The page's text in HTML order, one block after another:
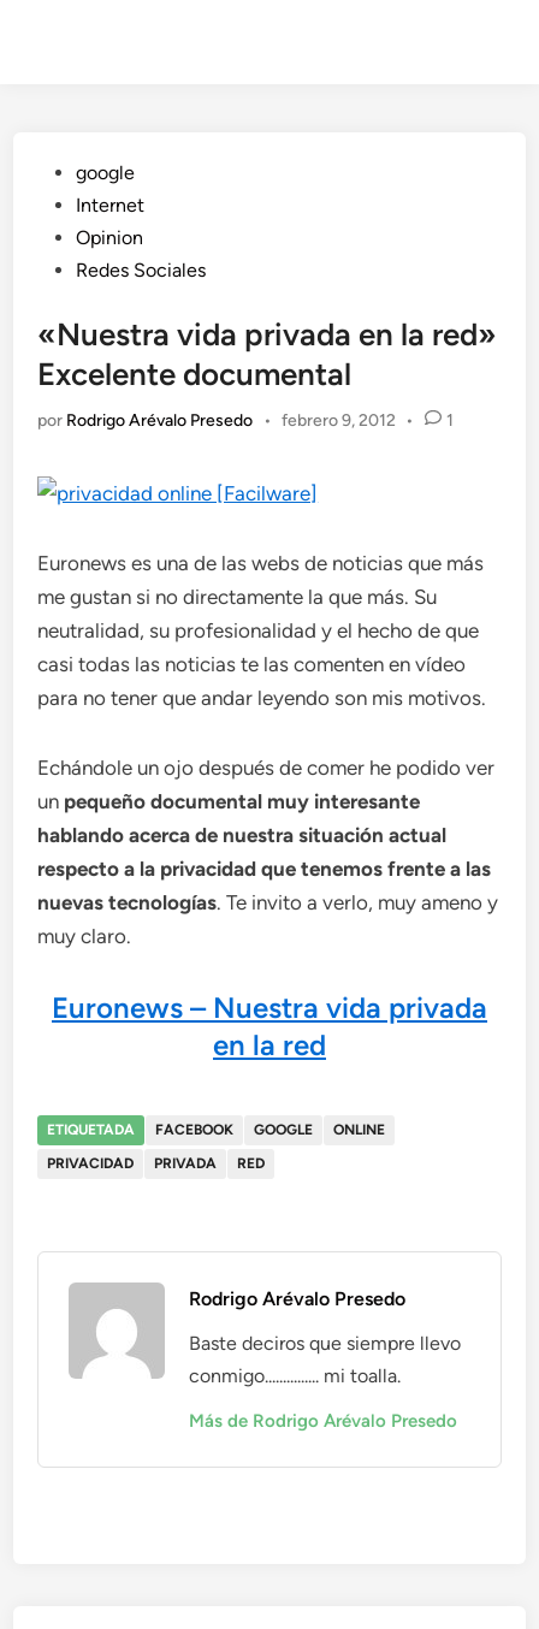
Publicado
en
google
Internet
Opinion
Redes Sociales
«Nuestra vida privada en la red»
Excelente documental
por Rodrigo Arévalo Presedo • febrero 9, 2012 • 1
Euronews es una de las webs de noticias que más
me gustan si no directamente la que más. Su
neutralidad, su profesionalidad y el hecho de que
casi todas las noticias te las comenten en vídeo
para no tener que andar leyendo son mis motivos.
Echándole un ojo después de comer he podido ver
un pequeño documental muy interesante
hablando acerca de nuestra situación actual
respecto a la privacidad que tenemos frente a las
nuevas tecnologías. Te invito a verlo, muy ameno y
muy claro.
Euronews – Nuestra vida privada
en la red
ETIQUETADA FACEBOOK GOOGLE
ONLINE
PRIVACIDAD
PRIVADA RED
Rodrigo Arévalo Presedo
Baste deciros que siempre llevo
conmigo............... mi toalla.
Más de Rodrigo Arévalo Presedo